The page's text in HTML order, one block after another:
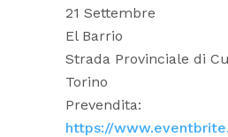
21 Settembre
El Barrio
Strada Provinciale di
Torino
Prevendita:
https://